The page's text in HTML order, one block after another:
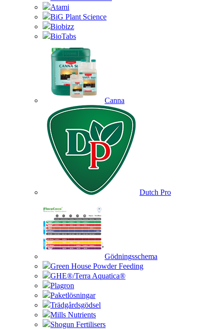
Atami
BiG Plant Science
Biobizz
BioTabs
Canna
Dutch Pro
Gödningsschema
Green House Powder Feeding
GHE®/Terra Aquatica®
Plagron
Paketlösningar
Trädgårdsgödsel
Mills Nutrients
Shogun Fertilisers